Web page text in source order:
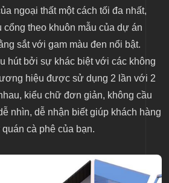
ngoại thất một cách tối đa nhất,
cổng theo khuôn mẫu của dự án
sắt với gam màu đen nổi bật.
hút bởi sự khác biệt với các không
hiệu được sử dụng 2 lần với 2
kiểu chữ đơn giản, không cầu
nhìn, dễ nhận biết giúp khách hàng
cà phê của bạn.